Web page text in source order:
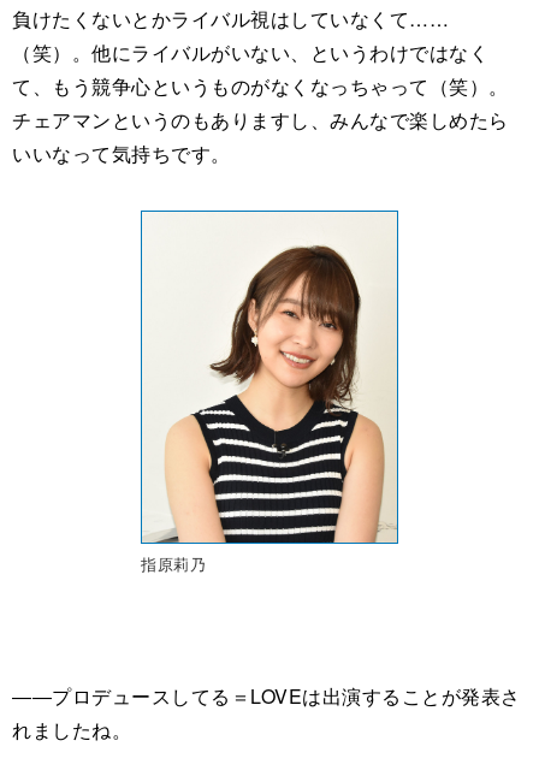
負けたくないとかライバル視はしていなくて……
（笑）。他にライバルがいない、というわけではなく
て、もう競争心というものがなくなっちゃって（笑）。
チェアマンというのもありますし、みんなで楽しめたら
いいなって気持ちです。
指原莉乃
――プロデュースしてる＝LOVEは出演することが発表さ
れましたね。